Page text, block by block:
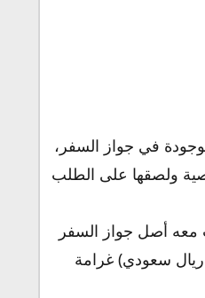
في جواز السفر،
ولصقها على الطلب
أصل جواز السفر
ورخصة إقامة سارية، مع العلم أنه إذا كانت الإقامة منتهية فسوف يتم دفع مبلغ (600 ريال سعودي) غرامة